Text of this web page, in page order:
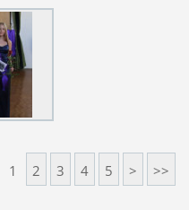
1 2 3 4 5 > >>